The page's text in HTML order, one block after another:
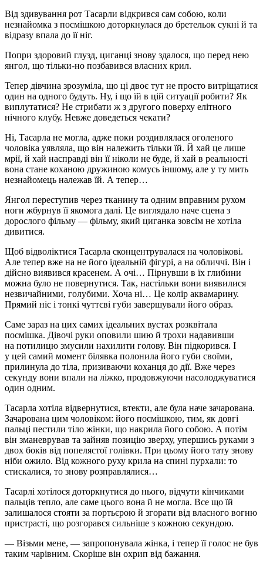
Від здивування рот Тасарли відкрився сам собою, коли
незнайомка з посмішкою доторкнулася до бретельок сукні й та
відразу впала до її ніг.
Попри здоровий глузд, циганці знову здалося, що перед нею
янгол, що тільки-но позбавився власних крил.
Тепер дівчина зрозуміла, що ці двоє тут не просто витріщатися
один на одного будуть. Ну, і що їй в цій ситуації робити? Як
виплутатися? Не стрибати ж з другого поверху елітного
нічного клубу. Невже доведеться чекати?
Ні, Тасарла не могла, адже поки роздивлялася оголеного
чоловіка уявляла, що він належить тільки їй. Й хай це лише
мрії, й хай насправді він її ніколи не буде, й хай в реальності
вона стане коханою дружиною комусь іншому, але у ту мить
незнайомець належав їй. А тепер…
Янгол переступив через тканину та одним вправним рухом
ноги жбурнув її якомога далі. Це виглядало наче сцена з
дорослого фільму — фільму, який циганка зовсім не хотіла
дивитися.
Щоб відволіктися Тасарла сконцентрувалася на чоловікові.
Але тепер вже на не його ідеальній фігурі, а на обличчі. Він і
дійсно виявився красенем. А очі… Пірнувши в їх глибини
можна було не повернутися. Так, настільки вони виявилися
незвичайними, голубими. Хоча ні… Це колір аквамарину.
Прямий ніс і тонкі чуттєві губи завершували його образ.
Саме зараз на цих самих ідеальних вустах розквітала
посмішка. Дівочі руки оповили шию й трохи надавивши
на потилицю змусили нахилити голову. Він підкорився. І
у цей самий момент білявка полонила його губи своїми,
прилинула до тіла, призиваючи коханця до дії. Вже через
секунду вони впали на ліжко, продовжуючи насолоджуватися
один одним.
Тасарла хотіла відвернутися, втекти, але була наче зачарована.
Зачарована цим чоловіком: його посмішкою, тим, як довгі
пальці пестили тіло жінки, що накрила його собою. А потім
він зманеврував та зайняв позицію зверху, упершись руками з
двох боків від попелястої голівки. При цьому його тату знову
ніби ожило. Від кожного руху крила на спині пурхали: то
стискалися, то знову розправлялися…
Тасарлі хотілося доторкнутися до нього, відчути кінчиками
пальців тепло, але саме цього вона й не могла. Все що їй
залишалося стояти за портьєрою й згорати від власного вогню
пристрасті, що розгорався сильніше з кожною секундою.
— Візьми мене, — запропонувала жінка, і тепер її голос не був
таким чарівним. Скоріше він охрип від бажання.